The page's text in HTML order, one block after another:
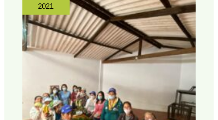
2021